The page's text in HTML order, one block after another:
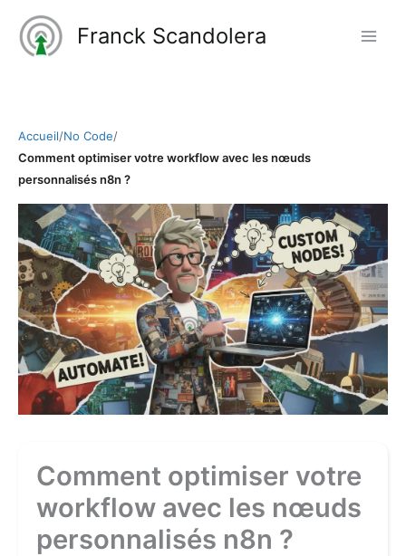
contenu
Franck Scandolera
Accueil/No Code/
Comment optimiser votre workflow avec les nœuds
personnalisés n8n ?
Comment optimiser votre
workflow avec les nœuds
personnalisés n8n ?